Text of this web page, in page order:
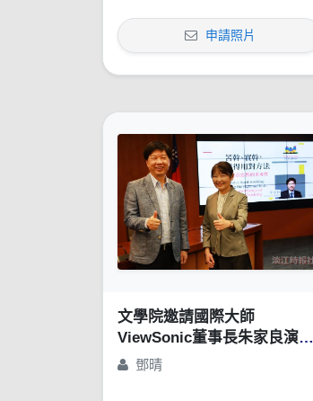
申請照片
文學院邀請國際大師
ViewSonic董事長朱家良演講
「苦幹、實幹，還得用對方
鄧晴